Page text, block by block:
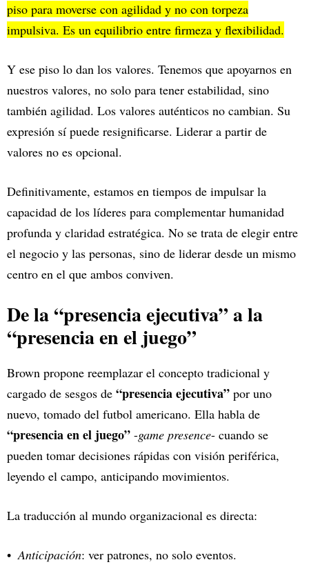
piso para moverse con agilidad y no con torpeza
impulsiva. Es un equilibrio entre firmeza y flexibilidad.
Y ese piso lo dan los valores. Tenemos que apoyarnos en
nuestros valores, no solo para tener estabilidad, sino
también agilidad. Los valores auténticos no cambian. Su
expresión sí puede resignificarse. Liderar a partir de
valores no es opcional.
Definitivamente, estamos en tiempos de impulsar la
capacidad de los líderes para complementar humanidad
profunda y claridad estratégica. No se trata de elegir entre
el negocio y las personas, sino de liderar desde un mismo
centro en el que ambos conviven.
De la “presencia ejecutiva” a la
“presencia en el juego”
Brown propone reemplazar el concepto tradicional y
cargado de sesgos de “presencia ejecutiva” por uno
nuevo, tomado del futbol americano. Ella habla de
“presencia en el juego” -game presence- cuando se
pueden tomar decisiones rápidas con visión periférica,
leyendo el campo, anticipando movimientos.
La traducción al mundo organizacional es directa:
Anticipación: ver patrones, no solo eventos.